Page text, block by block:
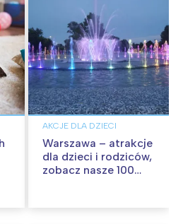
AKCJE DLA DZIECI
Warszawa – atrakcje
dla dzieci i rodziców,
zobacz nasze 100